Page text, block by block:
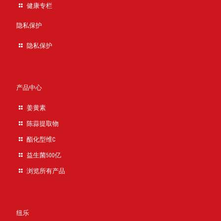
健康专栏
隐私保护
隐私保护
产品中心
姜黄素
陈蒜提取物
酯化型维C
益生菌500亿
浏览所有产品
纽乐